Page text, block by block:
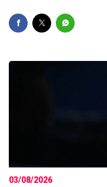
03/08/2026